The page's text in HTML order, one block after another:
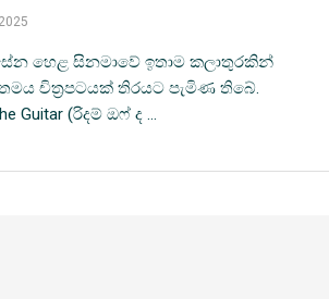
හෙළ සිනමාවේ ඉතාම කලාතුරකින්
චිත්‍රපටයක් තිරයට පැමිණ තිබේ.
Guitar (රිදම් ඔෆ් ද …